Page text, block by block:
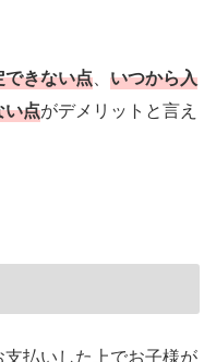
きない点、 いつから入
い点がデメリットと言え
払いした上でお子様が